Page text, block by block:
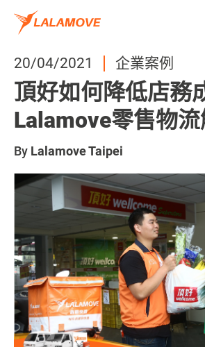
20/04/2021 企業案例
頂好如何降低店務
Lalamove零售物
By Lalamove Taipei